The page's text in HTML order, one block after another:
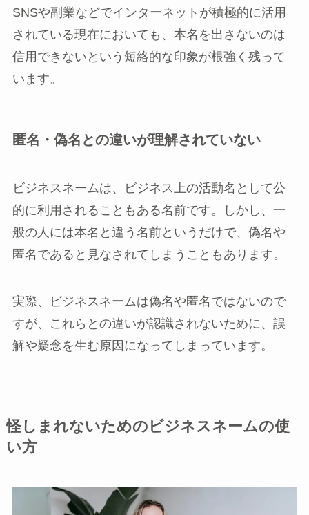
SNSや副業などでインターネットが積極的に活用
されている現在においても、本名を出さないのは
信用できないという短絡的な印象が根強く残って
います。
匿名・偽名との違いが理解されていない
ビジネスネームは、ビジネス上の活動名として公
的に利用されることもある名前です。しかし、一
般の人には本名と違う名前というだけで、偽名や
匿名であると見なされてしまうこともあります。
実際、ビジネスネームは偽名や匿名ではないので
すが、これらとの違いが認識されないために、誤
解や疑念を生む原因になってしまっています。
怪しまれないためのビジネスネームの使
い方